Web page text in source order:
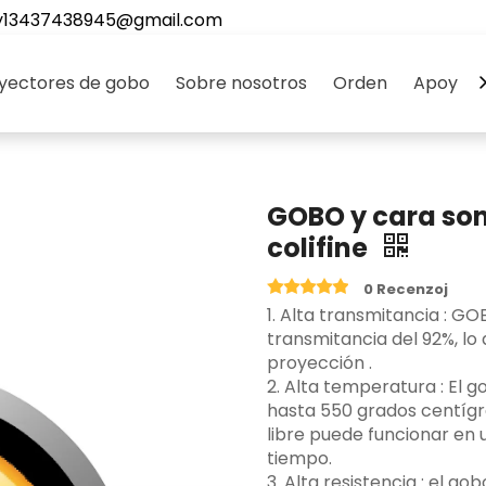
de gobo Sobre nosotros Orden Apoyo
GOBO y cara
colifine
0 Recenzoj
‌1. Alta transmitancia ‌:
transmitancia del 92%,
proyección ‌.
2. Alta temperatura ‌: El
hasta 550 grados
libre puede funcionar
tiempo.